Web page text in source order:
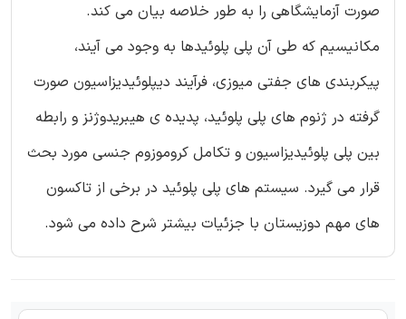
صورت آزمایشگاهی را به طور خلاصه بیان می کند.
مکانیسیم که طی آن پلی پلوئیدها به وجود می آیند،
پیکربندی های جفتی میوزی، فرآیند دیپلوئیدیزاسیون صورت
گرفته در ژنوم های پلی پلوئید، پدیده ی هیبریدوژنز و رابطه
بین پلی پلوئیدیزاسیون و تکامل کروموزوم جنسی مورد بحث
قرار می گیرد. سیستم های پلی پلوئید در برخی از تاکسون
های مهم دوزیستان با جزئیات بیشتر شرح داده می شود.